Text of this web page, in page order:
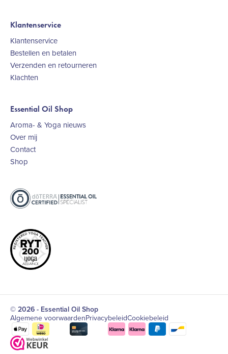
Klantenservice
Klantenservice
Bestellen en betalen
Verzenden en retourneren
Klachten
Essential Oil Shop
Aroma- & Yoga nieuws
Over mij
Contact
Shop
© 2026 - Essential Oil Shop
Algemene voorwaardenPrivacybeleidCookiebeleid